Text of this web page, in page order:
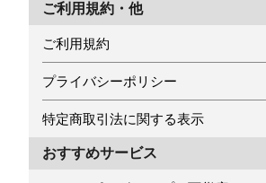
ご利用規約・他
ご利用規約
プライバシーポリシー
特定商取引法に関する表示
おすすめサービス